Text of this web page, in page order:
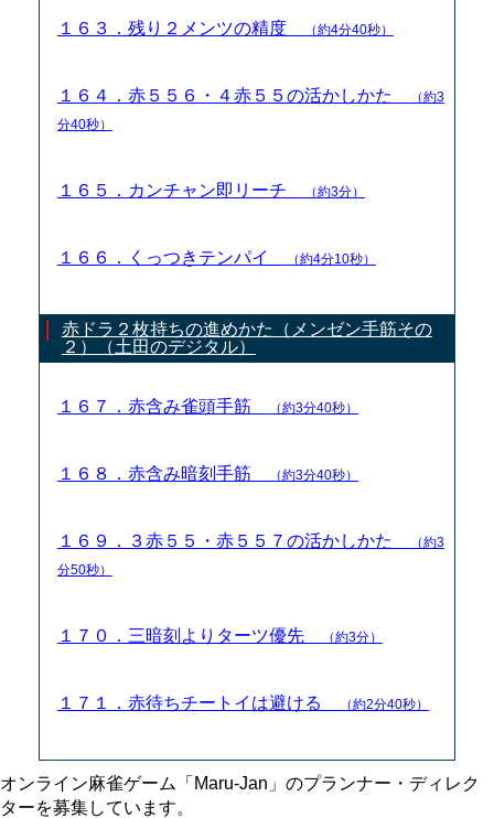
１６３．残り２メンツの精度 （約4分40秒）
１６４．赤５５６・４赤５５の活かしかた
（約3
分40秒）
１６５．カンチャン即リーチ （約3分）
１６６．くっつきテンパイ （約4分10秒）
赤ドラ２枚持ちの進めかた（メンゼン手筋その
２）（土田のデジタル）
１６７．赤含み雀頭手筋 （約3分40秒）
１６８．赤含み暗刻手筋 （約3分40秒）
１６９．３赤５５・赤５５７の活かしかた
（約3
分50秒）
１７０．三暗刻よりターツ優先 （約3分）
１７１．赤待ちチートイは避ける （約2分40秒）
オンライン麻雀ゲーム「Maru-Jan」のプランナー・ディレク
ターを募集しています。